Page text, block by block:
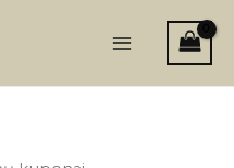
Main
Menu